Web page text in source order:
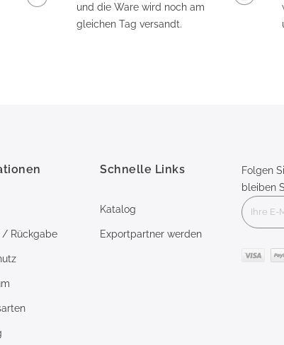
und die Ware wird noch am
gleichen Tag versandt.
Rückgabe
Schnelle Links
Katalog
Exportpartner werden
Folgen
bleiben